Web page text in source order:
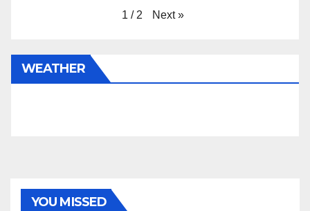
1 / 2 Next »
WEATHER
YOU MISSED